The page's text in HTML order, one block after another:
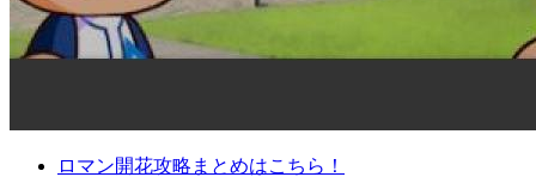
ロマン開花攻略まとめはこちら！